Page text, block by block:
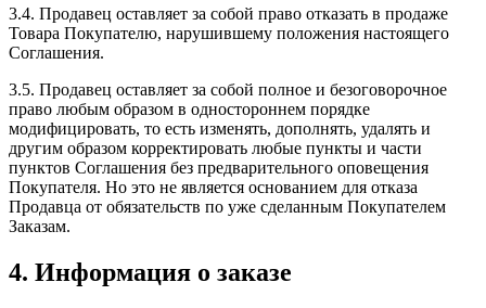
3.4. Продавец оставляет за собой право отказать в продаже
Товара Покупателю, нарушившему положения настоящего
Соглашения.
3.5. Продавец оставляет за собой полное и безоговорочное
право любым образом в одностороннем порядке
модифицировать, то есть изменять, дополнять, удалять и
другим образом корректировать любые пункты и части
пунктов Соглашения без предварительного оповещения
Покупателя. Но это не является основанием для отказа
Продавца от обязательств по уже сделанным Покупателем
Заказам.
4. Информация о заказе